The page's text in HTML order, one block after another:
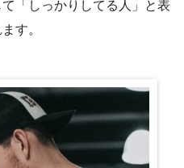
「しっかりしてる人」と表
す。